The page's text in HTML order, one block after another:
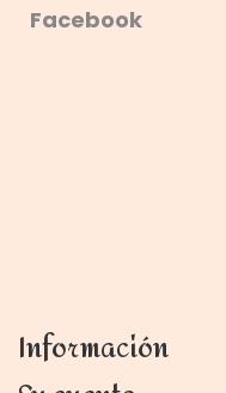
Facebook
Información